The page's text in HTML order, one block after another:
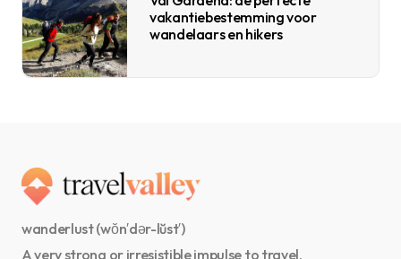
vakantiebestemming voor
wandelaars en hikers
wanderlust (wŏn′dər-lŭst′)
A very strong or irresistible impulse to travel.